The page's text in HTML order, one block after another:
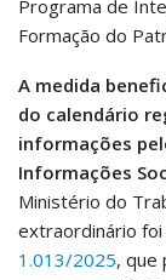
Programa de
Formação do
A medida
do calendário
informações
Informações
Ministério do
extraordinário
1.013/2025, que